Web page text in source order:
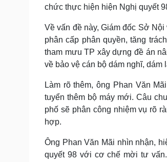
chức thực hiện hiện Nghị quyết
Về vấn đề này, Giám đốc Sở
phân cấp phân quyền, tăng
tham mưu TP xây dựng đề án
về bảo vệ cán bộ dám nghĩ,
Làm rõ thêm, ông Phan Văn
tuyển thêm bộ máy mới. Câu
phố sẽ phân công nhiệm vụ rõ
hợp.
Ông Phan Văn Mãi nhìn nhận,
quyết 98 với cơ chế mời tư